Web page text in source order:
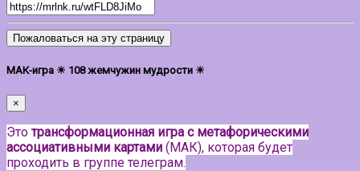
Пожаловаться на эту страницу
МАК-игра ☀ 108 жемчужин мудрости ☀
×
Это трансформационная игра с метафорическими
ассоциативными картами (МАК), которая будет
проходить в группе телеграм.